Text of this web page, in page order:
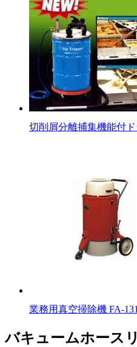
切削屑分離捕集機能付
業務用真空掃除機 FA-
バキュームホース